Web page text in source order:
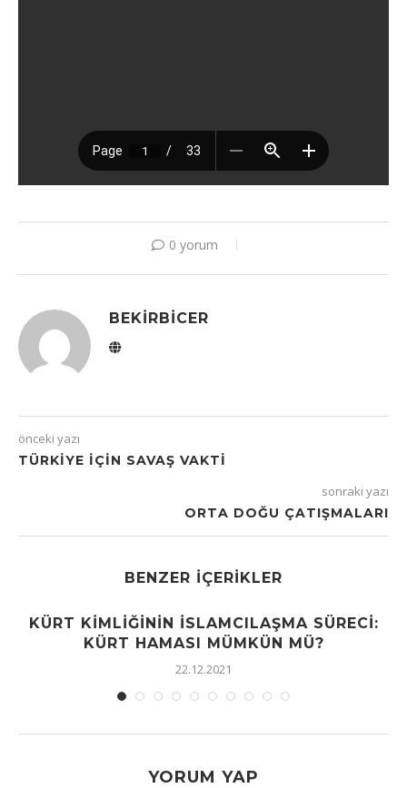
0 yorum
BEKIRBICER
önceki yazı
TÜRKİYE İÇİN SAVAŞ VAKTİ
sonraki yazı
ORTA DOĞU ÇATIŞMALARI
BENZER İÇERIKLER
KÜRT KIMLIĞININ İSLAMCILAŞMA SÜRECI:
KÜRT HAMASI MÜMKÜN MÜ?
22.12.2021
YORUM YAP